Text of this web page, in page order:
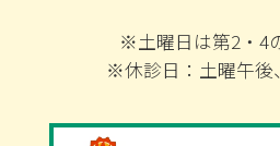
※土曜日は第2・4
※休診日：土曜午後